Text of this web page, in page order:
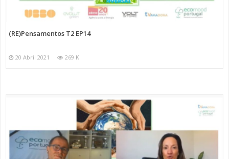
(RE)Pensamentos T2 EP14
20 Abril 2021 269 K